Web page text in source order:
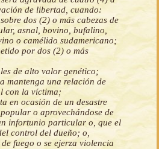
de libertad, cuando:
dos (2) o más cabezas de
asnal, bovino, bufalino,
o camélido sudamericano;
por dos (2) o más
de alto valor genético;
mantenga una relación de
con la víctima;
en ocasión de un desastre
o aprovechándose de
infortunio particular o, que el
control del dueño; o,
fuego o se ejerza violencia